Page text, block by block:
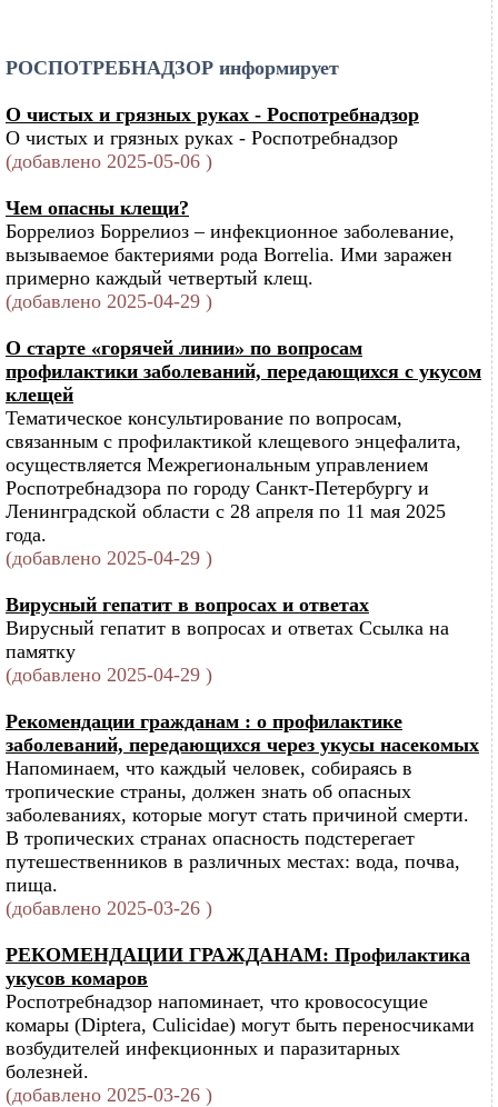
РОСПОТРЕБНАДЗОР информирует
О чистых и грязных руках - Роспотребнадзор
О чистых и грязных руках - Роспотребнадзор
(добавлено 2025-05-06 )
Чем опасны клещи?
Боррелиоз Боррелиоз – инфекционное заболевание,
вызываемое бактериями рода Borrelia. Ими заражен
примерно каждый четвертый клещ.
(добавлено 2025-04-29 )
О старте «горячей линии» по вопросам
профилактики заболеваний, передающихся с укусом
клещей
Тематическое консультирование по вопросам,
связанным с профилактикой клещевого энцефалита,
осуществляется Межрегиональным управлением
Роспотребнадзора по городу Санкт-Петербургу и
Ленинградской области с 28 апреля по 11 мая 2025
года.
(добавлено 2025-04-29 )
Вирусный гепатит в вопросах и ответах
Вирусный гепатит в вопросах и ответах Ссылка на
памятку
(добавлено 2025-04-29 )
Рекомендации гражданам : о профилактике
заболеваний, передающихся через укусы насекомых
Напоминаем, что каждый человек, собираясь в
тропические страны, должен знать об опасных
заболеваниях, которые могут стать причиной смерти.
В тропических странах опасность подстерегает
путешественников в различных местах: вода, почва,
пища.
(добавлено 2025-03-26 )
РЕКОМЕНДАЦИИ ГРАЖДАНАМ: Профилактика
укусов комаров
Роспотребнадзор напоминает, что кровососущие
комары (Diptera, Culicidae) могут быть переносчиками
возбудителей инфекционных и паразитарных
болезней.
(добавлено 2025-03-26 )